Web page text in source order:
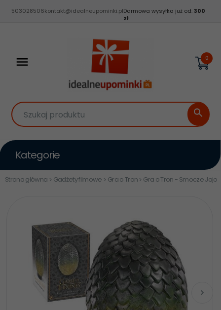
503028506kontakt@idealneupominki.plDarmowa wysyłka już od: 300
zł
Szukaj produktu
0
Kategorie
Strona główna Gadżety filmowe Gra o Tron Gra o Tron - Smocze Jajo